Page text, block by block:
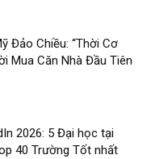
Đảo Chiều: “Thời Cơ
Mua Căn Nhà Đầu Tiên
2026: 5 Đại học tại
40 Trường Tốt nhất